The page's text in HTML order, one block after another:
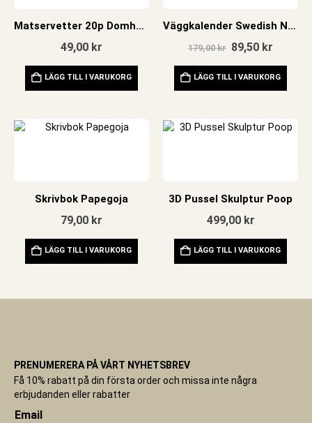
Matservetter 20p Domherre
49,00 kr
LÄGG TILL I VARUKORG
Väggkalender Swedish Nature 2026
179,00kr Det
priset
var:
179,00 kr.
89,50 krDet
priset
är:
89,50
LÄGG TILL I VARUKORG
Skrivbok Papegoja
79,00 kr
LÄGG TILL I VARUKORG
3D Pussel Skulptur Poop
499,00 kr
LÄGG TILL I VARUKORG
PRENUMERERA PÅ VÅRT NYHETSBREV
Få 10% rabatt på din första order och missa inte några
erbjudanden eller rabatter
Email